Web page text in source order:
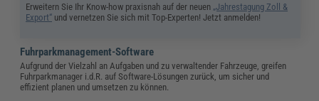
Erweitern Sie Ihr Know-how praxisnah auf der neuen „Jahrestagung Zoll &
Export“ und vernetzen Sie sich mit Top-Experten! Jetzt anmelden!
Fuhrparkmanagement-Software
Aufgrund der Vielzahl an Aufgaben und zu verwaltender Fahrzeuge, greifen
Fuhrparkmanager i.d.R. auf Software-Lösungen zurück, um sicher und
effizient planen und umsetzen zu können.